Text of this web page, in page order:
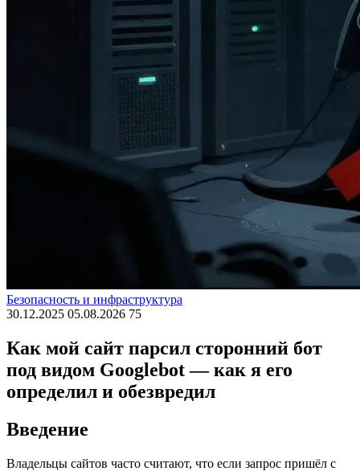
Безопасность и инфраструктура
30.12.2025 05.08.2026 75
Как мой сайт парсил сторонний бот
под видом Googlebot — как я его
определил и обезвредил
Введение
Владельцы сайтов часто считают, что если запрос пришёл с